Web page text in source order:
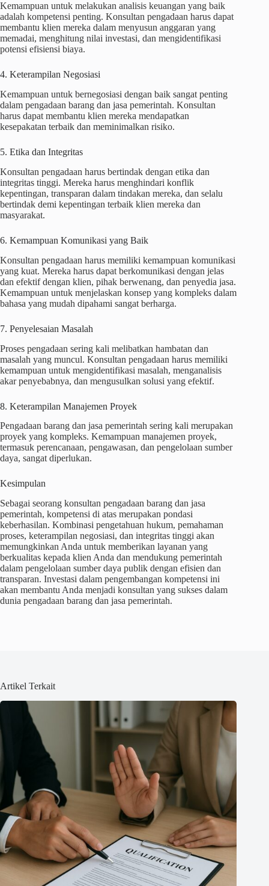
Kemampuan untuk melakukan analisis keuangan yang baik
adalah kompetensi penting. Konsultan pengadaan harus dapat
membantu klien mereka dalam menyusun anggaran yang
memadai, menghitung nilai investasi, dan mengidentifikasi
potensi efisiensi biaya.
4. Keterampilan Negosiasi
Kemampuan untuk bernegosiasi dengan baik sangat penting
dalam pengadaan barang dan jasa pemerintah. Konsultan
harus dapat membantu klien mereka mendapatkan
kesepakatan terbaik dan meminimalkan risiko.
5. Etika dan Integritas
Konsultan pengadaan harus bertindak dengan etika dan
integritas tinggi. Mereka harus menghindari konflik
kepentingan, transparan dalam tindakan mereka, dan selalu
bertindak demi kepentingan terbaik klien mereka dan
masyarakat.
6. Kemampuan Komunikasi yang Baik
Konsultan pengadaan harus memiliki kemampuan komunikasi
yang kuat. Mereka harus dapat berkomunikasi dengan jelas
dan efektif dengan klien, pihak berwenang, dan penyedia jasa.
Kemampuan untuk menjelaskan konsep yang kompleks dalam
bahasa yang mudah dipahami sangat berharga.
7. Penyelesaian Masalah
Proses pengadaan sering kali melibatkan hambatan dan
masalah yang muncul. Konsultan pengadaan harus memiliki
kemampuan untuk mengidentifikasi masalah, menganalisis
akar penyebabnya, dan mengusulkan solusi yang efektif.
8. Keterampilan Manajemen Proyek
Pengadaan barang dan jasa pemerintah sering kali merupakan
proyek yang kompleks. Kemampuan manajemen proyek,
termasuk perencanaan, pengawasan, dan pengelolaan sumber
daya, sangat diperlukan.
Kesimpulan
Sebagai seorang konsultan pengadaan barang dan jasa
pemerintah, kompetensi di atas merupakan pondasi
keberhasilan. Kombinasi pengetahuan hukum, pemahaman
proses, keterampilan negosiasi, dan integritas tinggi akan
memungkinkan Anda untuk memberikan layanan yang
berkualitas kepada klien Anda dan mendukung pemerintah
dalam pengelolaan sumber daya publik dengan efisien dan
transparan. Investasi dalam pengembangan kompetensi ini
akan membantu Anda menjadi konsultan yang sukses dalam
dunia pengadaan barang dan jasa pemerintah.
Artikel Terkait